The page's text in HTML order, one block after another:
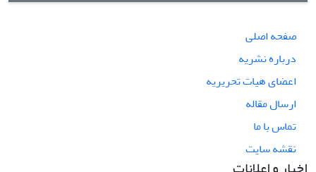
صفحه اصلی
درباره نشریه
اعضای هیات تحریریه
ارسال مقاله
تماس با ما
نقشه سایت